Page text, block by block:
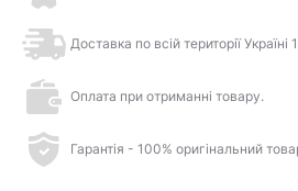
Доставка по всій території Україні
Оплата при отриманні товару.
Гарантія - 100% оригінальний